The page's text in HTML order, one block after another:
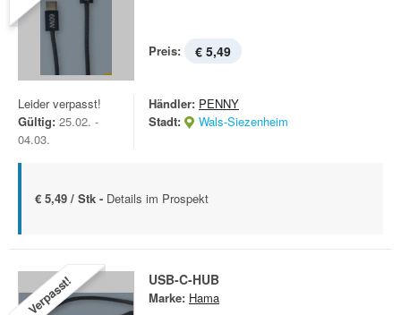
Preis: € 5,49
Leider verpasst!
Gültig: 25.02. -
04.03.
Händler: PENNY
Stadt:
Wals-Siezenheim
€ 5,49 / Stk - Details im Prospekt
Verpasst! USB-C-HUB
Marke: Hama